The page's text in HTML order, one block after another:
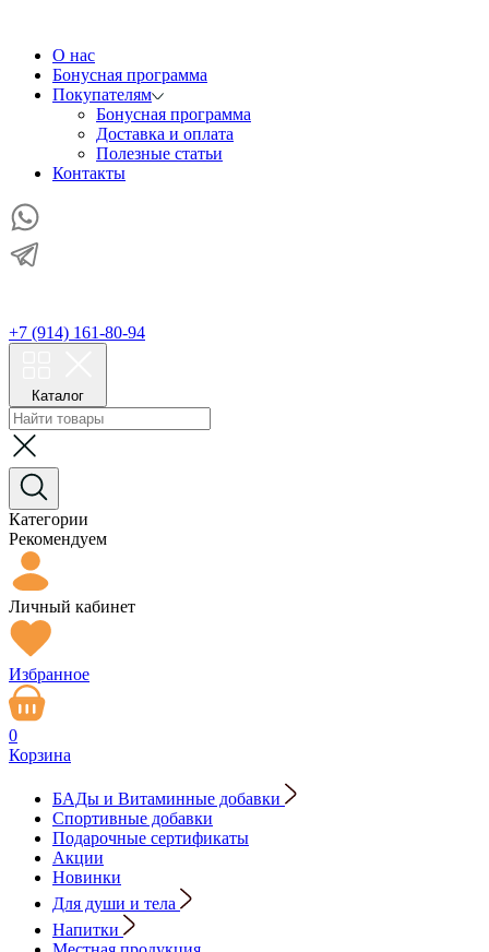
О нас
Бонусная программа
Покупателям
Бонусная программа
Доставка и оплата
Полезные статьи
Контакты
+7 (914) 161-80-94
Каталог
Категории
Рекомендуем
Личный кабинет
Избранное
0
Корзина
БАДы и Витаминные добавки
Спортивные добавки
Подарочные сертификаты
Акции
Новинки
Для души и тела
Напитки